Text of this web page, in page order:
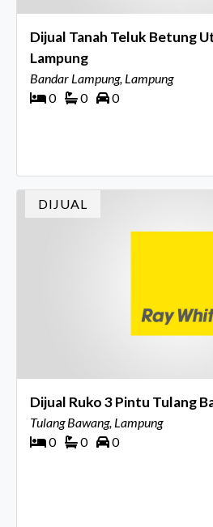
Dijual Tanah Teluk Betung
Lampung
Bandar Lampung, Lampung
0
0 0
DIJUAL
Dijual Ruko 3 Pintu Tulang
Tulang Bawang, Lampung
0
0 0